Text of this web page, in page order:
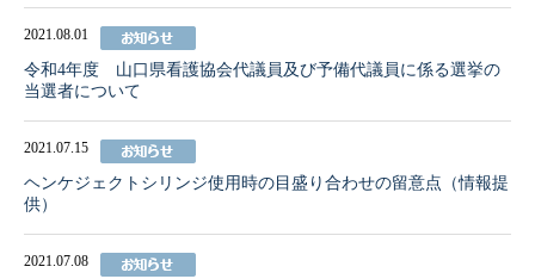
2021.08.01
令和4年度 山口県看護協会代議員及び予備代議員に係る選挙の
当選者について
2021.07.15
ヘンケジェクトシリンジ使用時の目盛り合わせの留意点（情報提
供）
2021.07.08